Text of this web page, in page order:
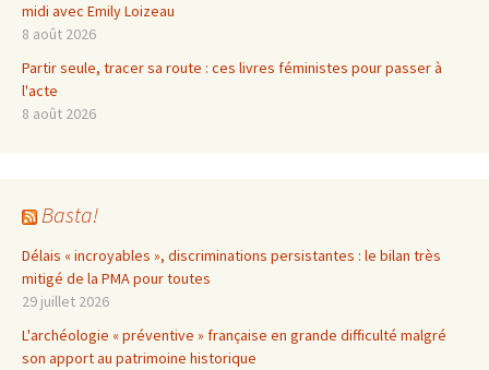
midi avec Emily Loizeau
8 août 2026
Partir seule, tracer sa route : ces livres féministes pour passer à
l'acte
8 août 2026
Basta!
Délais « incroyables », discriminations persistantes : le bilan très
mitigé de la PMA pour toutes
29 juillet 2026
L'archéologie « préventive » française en grande difficulté malgré
son apport au patrimoine historique